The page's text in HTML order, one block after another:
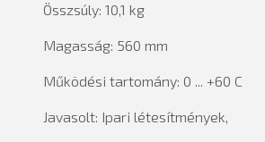
Összsúly: 10,1 kg
Magasság: 560 mm
Működési tartomány: 0 ... +60 C
Javasolt: Ipari létesítmények,